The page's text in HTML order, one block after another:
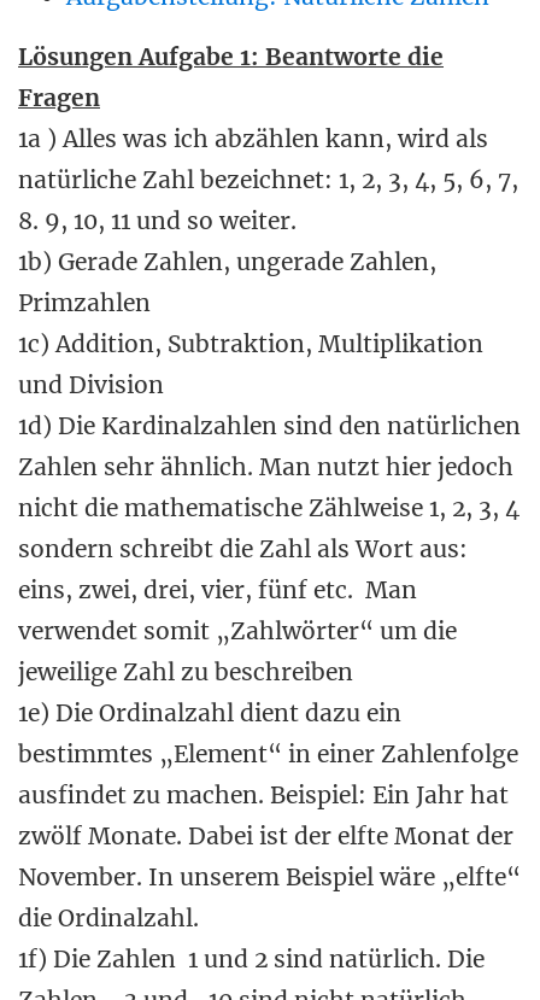
Lösungen Aufgabe 1: Beantworte die
Fragen
1a ) Alles was ich abzählen kann, wird als
natürliche Zahl bezeichnet: 1, 2, 3, 4, 5, 6, 7,
8. 9, 10, 11 und so weiter.
1b) Gerade Zahlen, ungerade Zahlen,
Primzahlen
1c) Addition, Subtraktion, Multiplikation
und Division
1d) Die Kardinalzahlen sind den natürlichen
Zahlen sehr ähnlich. Man nutzt hier jedoch
nicht die mathematische Zählweise 1, 2, 3, 4
sondern schreibt die Zahl als Wort aus:
eins, zwei, drei, vier, fünf etc. Man
verwendet somit „Zahlwörter“ um die
jeweilige Zahl zu beschreiben
1e) Die Ordinalzahl dient dazu ein
bestimmtes „Element“ in einer Zahlenfolge
ausfindet zu machen. Beispiel: Ein Jahr hat
zwölf Monate. Dabei ist der elfte Monat der
November. In unserem Beispiel wäre „elfte“
die Ordinalzahl.
1f) Die Zahlen 1 und 2 sind natürlich. Die